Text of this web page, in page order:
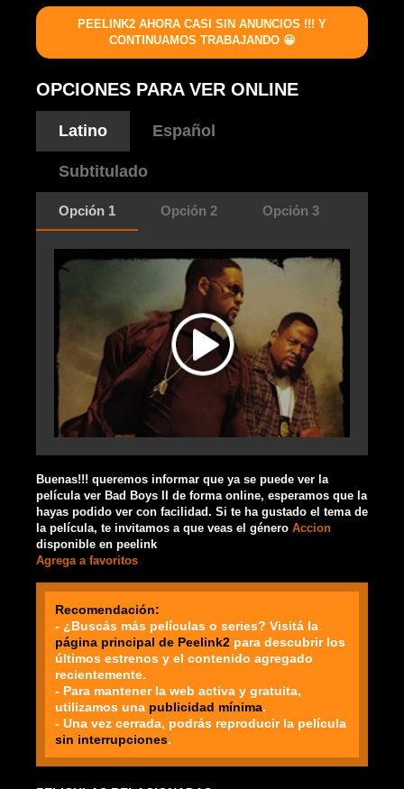
PEELINK2 AHORA CASI SIN ANUNCIOS !!! Y
CONTINUAMOS TRABAJANDO 😀
OPCIONES PARA VER ONLINE
Latino Español
Subtitulado
Opción 1 Opción 2 Opción 3
Buenas!!! queremos informar que ya se puede ver la
película ver Bad Boys II de forma online, esperamos que la
hayas podido ver con facilidad. Si te ha gustado el tema de
la película, te invitamos a que veas el género Accion
disponible en peelink
Agrega a favoritos
Recomendación:
- ¿Buscás más películas o series? Visitá la
página principal de Peelink2 para descubrir los
últimos estrenos y el contenido agregado
recientemente.
- Para mantener la web activa y gratuita,
utilizamos una publicidad mínima.
- Una vez cerrada, podrás reproducir la película
sin interrupciones.